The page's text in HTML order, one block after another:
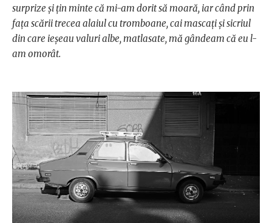
surprize și țin minte că mi-am dorit să moară, iar când prin
fața scării trecea alaiul cu tromboane, cai mascați și sicriul
din care ieșeau valuri albe, matlasate, mă gândeam că eu l-
am omorât.